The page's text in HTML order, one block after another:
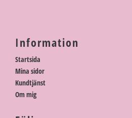
Information
Startsida
Mina sidor
Kundtjänst
Om mig